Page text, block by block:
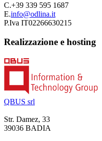
C.+39 339 595 1687
E.info@odlina.it
P.Iva IT02266630215
Realizzazione e hosting
QBUS srl
Str. Damez, 33
39036 BADIA